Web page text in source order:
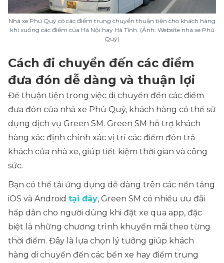
Nhà xe Phú Quý có các điểm trung chuyển thuận tiện cho khách hàng
khi xuống các điểm của Hà Nội hay Hà Tĩnh. (Ảnh: Website nhà xe Phú
Quý)
Cách đi chuyển đến các điểm
đưa đón dễ dàng và thuận lợi
Để thuận tiện trong việc di chuyển đến các điểm
đưa đón của nhà xe Phú Quý, khách hàng có thể sử
dụng dịch vụ Green SM. Green SM hỗ trợ khách
hàng xác định chính xác vị trí các điểm đón trả
khách của nhà xe, giúp tiết kiệm thời gian và công
sức.
Bạn có thể tải ứng dụng dễ dàng trên các nền tảng
iOS và Android tại đây, Green SM có nhiều ưu đãi
hấp dẫn cho người dùng khi đặt xe qua app, đặc
biệt là những chương trình khuyến mãi theo từng
thời điểm. Đây là lựa chọn lý tưởng giúp khách
hàng di chuyển đến các bến xe hay điểm trung